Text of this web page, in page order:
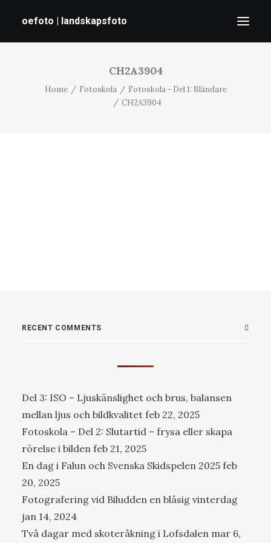
oefoto | landskapsfoto
GALLERI
CH2A3904
Home Fotoskola
Fotoskola - Del 1: Bländare
CH2A3904
RECENT COMMENTS
Del 3: ISO – Ljuskänslighet och brus, balansen
mellan ljus och bildkvalitet feb 22, 2025
Fotoskola – Del 2: Slutartid – frysa eller skapa
rörelse i bilden feb 21, 2025
En dag i Falun och Svenska Skidspelen 2025 feb
20, 2025
Fotografering vid Biludden en blåsig vinterdag
jan 14, 2024
Två dagar med skoteråkning i Lofsdalen mar 6,